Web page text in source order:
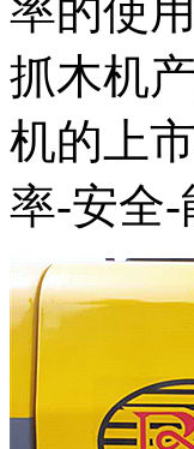
率的使
抓木机
机的上
率-安全-